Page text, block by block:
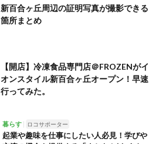
新百合ヶ丘周辺の証明写真が撮影できる
箇所まとめ
【開店】冷凍食品専門店＠FROZENがイ
オンスタイル新百合ヶ丘オープン！早速
行ってみた。
暮らす ロコサポーター
起業や趣味を仕事にしたい人必見！学びや